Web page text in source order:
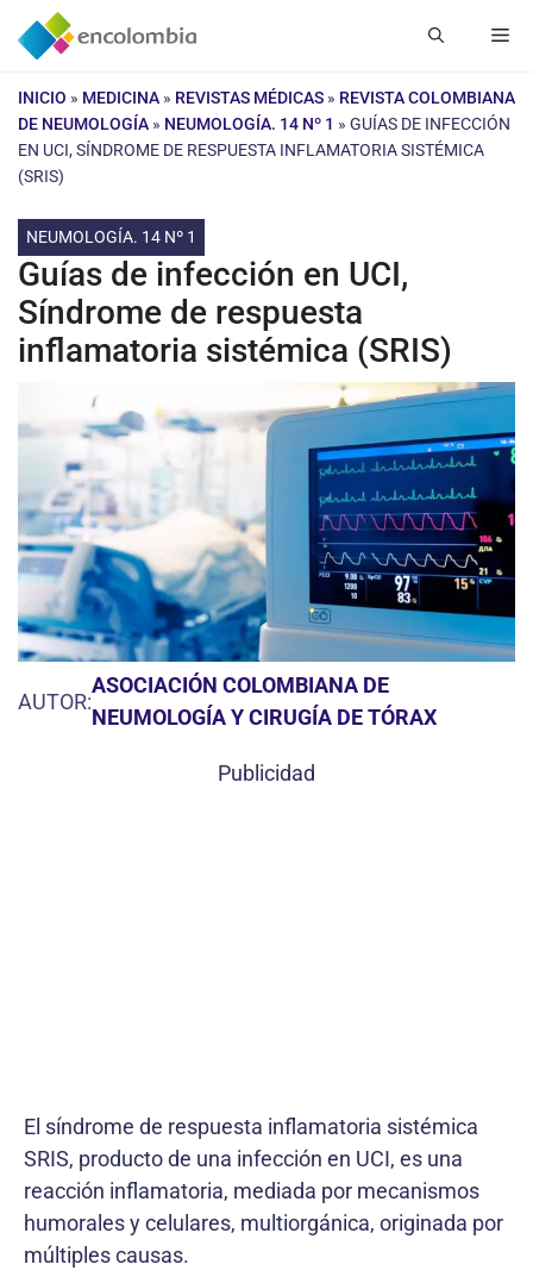
Saltar
INICIO » MEDICINA » REVISTAS MÉDICAS » REVISTA COLOMBIANA
DE NEUMOLOGÍA » NEUMOLOGÍA. 14 Nº 1 » GUÍAS DE INFECCIÓN
EN UCI, SÍNDROME DE RESPUESTA INFLAMATORIA SISTÉMICA
(SRIS)
NEUMOLOGÍA. 14 Nº 1
Guías de infección en UCI,
Síndrome de respuesta
inflamatoria sistémica (SRIS)
AUTOR:
ASOCIACIÓN COLOMBIANA DE
NEUMOLOGÍA Y CIRUGÍA DE TÓRAX
Publicidad
El síndrome de respuesta inflamatoria sistémica
SRIS, producto de una infección en UCI, es una
reacción inflamatoria, mediada por mecanismos
humorales y celulares, multiorgánica, originada por
múltiples causas.